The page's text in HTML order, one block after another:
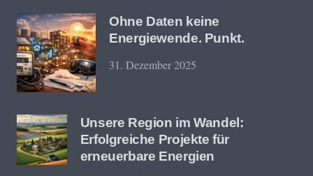
Ohne Daten keine
Energiewende. Punkt.
31. Dezember 2025
Unsere Region im Wandel:
Erfolgreiche Projekte für
erneuerbare Energien